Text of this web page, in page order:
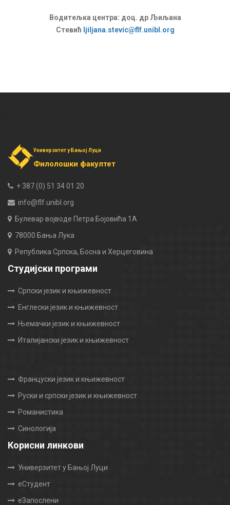
Водитељка центра: доц. др Љиљана
Стевић ljiljana.stevic@flf.unibl.org
Универзитет у Бањој Луци
Филолошки факултет
+ 387 (0) 51 34 01 20
info@flf.unibl.org
Булевар војводе Петра Бојовића 1А
78000 Бања Лука
Република Српска, Босна и Херцеговина
Студијски програми
Српски језик и књижевност
Енглески језик и књижевност
Њемачки језик и књижевност
Италијански језик и књижевност
Француски језик и књижевност
Руски и српски језик и књижевност
Романистика
Синологија
Корисни линкови
Универзитет у Бањој Луци
еСтудент
еЗапослени